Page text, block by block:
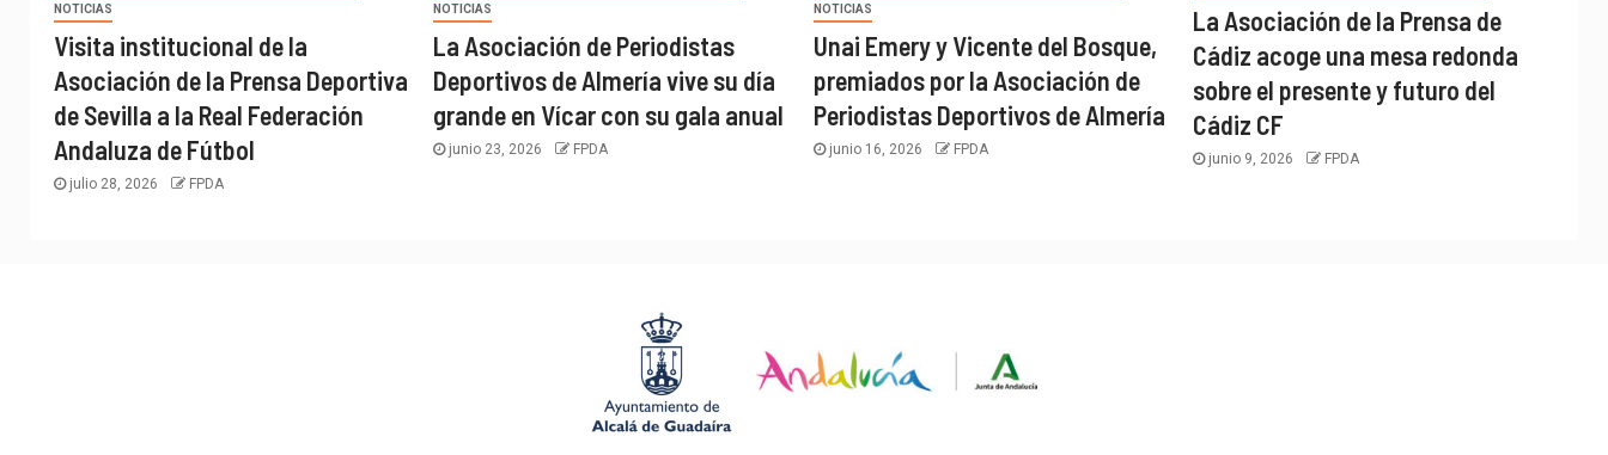
NOTICIAS
Visita institucional de la
Asociación de la Prensa Deportiva
de Sevilla a la Real Federación
Andaluza de Fútbol
julio 28, 2026 FPDA
NOTICIAS
La Asociación de Periodistas
Deportivos de Almería vive su día
grande en Vícar con su gala anual
junio 23, 2026 FPDA
NOTICIAS
Unai Emery y Vicente del Bosque,
premiados por la Asociación de
Periodistas Deportivos de Almería
junio 16, 2026 FPDA
La Asociación de la Prensa de
Cádiz acoge una mesa redonda
sobre el presente y futuro del
Cádiz CF
junio 9, 2026 FPDA